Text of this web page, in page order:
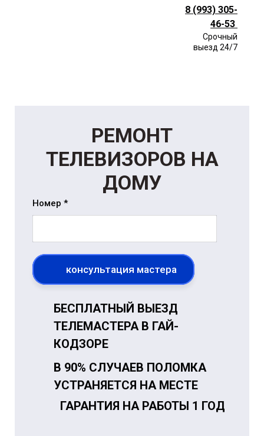
8 (993) 305-
46-53
Срочный
выезд 24/7
РЕМОНТ
ТЕЛЕВИЗОРОВ НА
ДОМУ
Номер *
консультация мастера
БЕСПЛАТНЫЙ ВЫЕЗД
ТЕЛЕМАСТЕРА В ГАЙ-
КОДЗОРЕ
В 90% СЛУЧАЕВ ПОЛОМКА
УСТРАНЯЕТСЯ НА МЕСТЕ
ГАРАНТИЯ НА РАБОТЫ 1 ГОД